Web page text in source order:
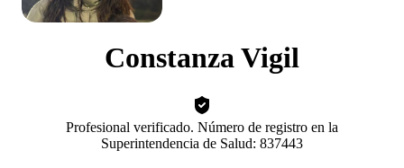
Constanza Vigil
Profesional verificado. Número de registro en la
Superintendencia de Salud: 837443